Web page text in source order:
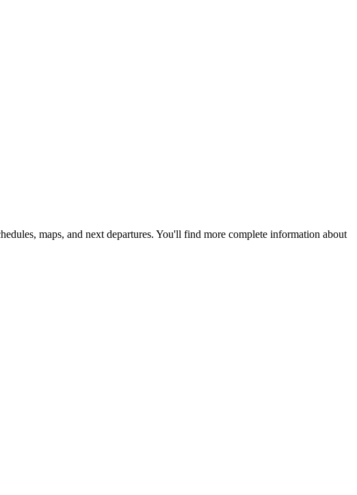
maps, and next departures. You'll find more complete information about